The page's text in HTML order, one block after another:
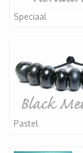
Speciaal
Pastel